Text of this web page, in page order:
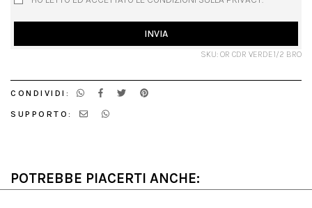
INVIA
SKU: OR CDR VERDE1/2 BRO
CONDIVIDI:
SUPPORTO:
POTREBBE PIACERTI ANCHE: